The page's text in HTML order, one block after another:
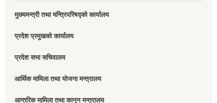
मुख्यमन्त्री तथा मन्त्रिपरिषद्को कार्यालय
प्रदेश प्रमुखको कार्यालय
प्रदेश सभा सचिवालय
आर्थिक मामिला तथा योजना मन्त्रालय
आन्तरिक मामिला तथा कानून मन्त्रालय